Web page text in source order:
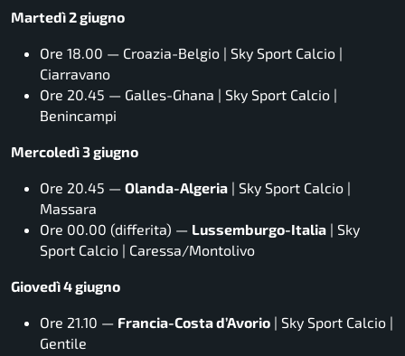
Martedì 2 giugno
Ore 18.00 — Croazia-Belgio | Sky Sport Calcio |
Ciarravano
Ore 20.45 — Galles-Ghana | Sky Sport Calcio |
Benincampi
Mercoledì 3 giugno
Ore 20.45 — Olanda-Algeria | Sky Sport Calcio |
Massara
Ore 00.00 (differita) — Lussemburgo-Italia | Sky
Sport Calcio | Caressa/Montolivo
Giovedì 4 giugno
Ore 21.10 — Francia-Costa d’Avorio | Sky Sport Calcio |
Gentile